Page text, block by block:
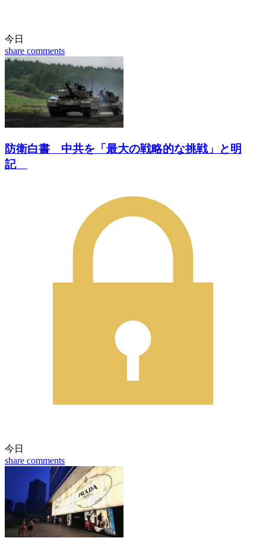
今日
share comments
防衛白書 中共を「最大の戦略的な挑戦」と明
記
今日
share comments